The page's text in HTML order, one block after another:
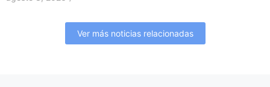
Ver más noticias relacionadas